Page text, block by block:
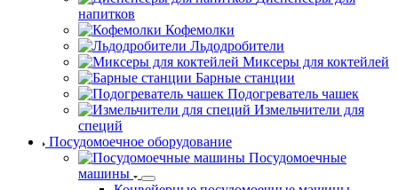
напитков
Кофемолки
Льдодробители
Миксеры для коктейлей
Барные станции
Подогреватель чашек
Измельчители для
специй
Посудомоечное оборудование
Посудомоечные
машины